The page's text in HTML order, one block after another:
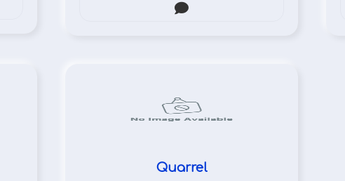
Quarrel